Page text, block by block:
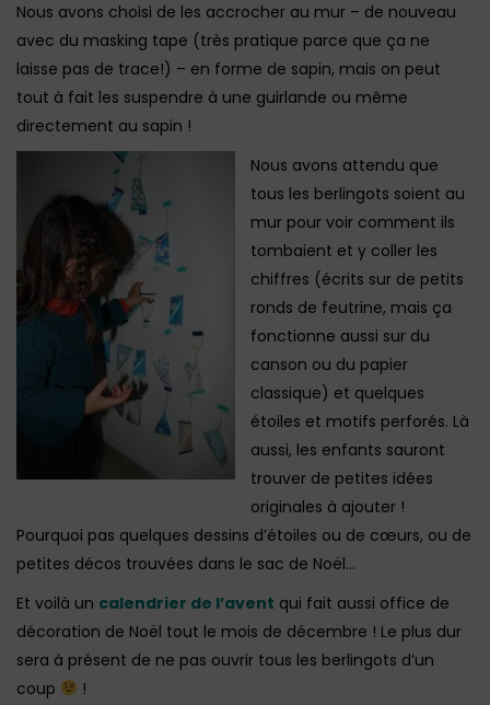
Nous avons choisi de les accrocher au mur – de nouveau
avec du masking tape (très pratique parce que ça ne
laisse pas de trace!) – en forme de sapin, mais on peut
tout à fait les suspendre à une guirlande ou même
directement au sapin !
Nous avons attendu que
tous les berlingots soient au
mur pour voir comment ils
tombaient et y coller les
chiffres (écrits sur de petits
ronds de feutrine, mais ça
fonctionne aussi sur du
canson ou du papier
classique) et quelques
étoiles et motifs perforés. Là
aussi, les enfants sauront
trouver de petites idées
originales à ajouter !
Pourquoi pas quelques dessins d’étoiles ou de cœurs, ou de
petites décos trouvées dans le sac de Noël…
Et voilà un calendrier de l’avent qui fait aussi office de
décoration de Noël tout le mois de décembre ! Le plus dur
sera à présent de ne pas ouvrir tous les berlingots d’un
coup
!